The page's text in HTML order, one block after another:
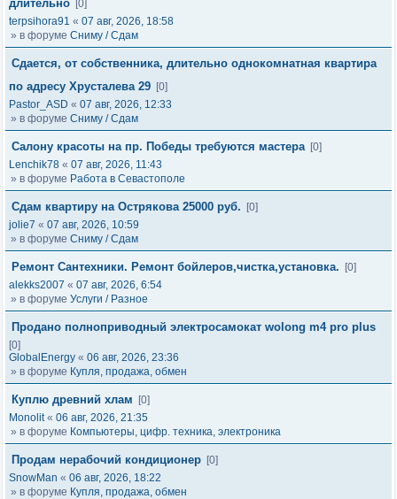
длительно [0]
terpsihora91 « 07 авг, 2026, 18:58
» в форуме Сниму / Сдам
Сдается, от собственника, длительно однокомнатная квартира
по адресу Хрусталева 29 [0]
Pastor_ASD « 07 авг, 2026, 12:33
» в форуме Сниму / Сдам
Салону красоты на пр. Победы требуются мастера [0]
Lenchik78 « 07 авг, 2026, 11:43
» в форуме Работа в Севастополе
Сдам квартиру на Острякова 25000 руб.
[0]
jolie7 « 07 авг, 2026, 10:59
» в форуме Сниму / Сдам
Ремонт Сантехники. Ремонт бойлеров,чистка,установка.
[0]
alekks2007 « 07 авг, 2026, 6:54
» в форуме Услуги / Разное
Продано полноприводный электросамокат wolong m4 pro plus
[0]
GlobalEnergy « 06 авг, 2026, 23:36
» в форуме Купля, продажа, обмен
Куплю древний хлам
[0]
Monolit« 06 авг, 2026, 21:35
» в форуме Компьютеры, цифр. техника, электроника
Продам нерабочий кондиционер [0]
SnowMan « 06 авг, 2026, 18:22
» в форуме Купля, продажа, обмен